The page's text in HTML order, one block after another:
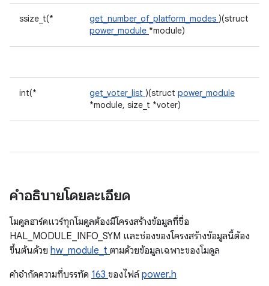
ssize_t(* get_number_of_platform_modes )(struct
power_module *module)
int(* get_voter_list )(struct power_module
*module, size_t *voter)
คำอธิบายโดยละเอียด
โมดูลฮาร์ดแวร์ทุกโมดูลต้องมีโครงสร้างข้อมูลที่ชื่อ
HAL_MODULE_INFO_SYM และช่องของโครงสร้างข้อมูลนี้ต้อง
ขึ้นต้นด้วย hw_module_t ตามด้วยข้อมูลเฉพาะของโมดูล
คําจํากัดความที่บรรทัด 163 ของไฟล์power.h